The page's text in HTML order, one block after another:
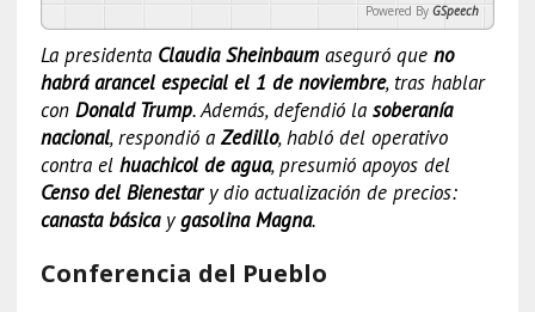
Powered By GSpeech
La presidenta Claudia Sheinbaumaseguró que no
habrá arancel especial el 1 de noviembre, tras hablar
con Donald Trump. Además, defendió la soberanía
nacional, respondió a Zedillo, habló del operativo
contra el huachicol de agua, presumió apoyos del
Censo del Bienestary dio actualización de precios:
canasta básicaygasolina Magna.
Conferencia del Pueblo